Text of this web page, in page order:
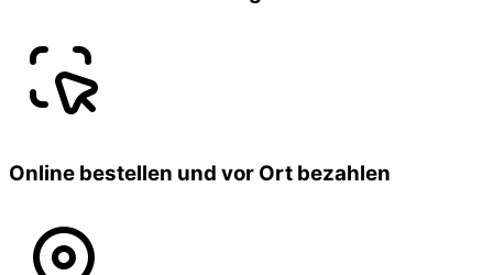
Online bestellen und vor Ort bezahlen